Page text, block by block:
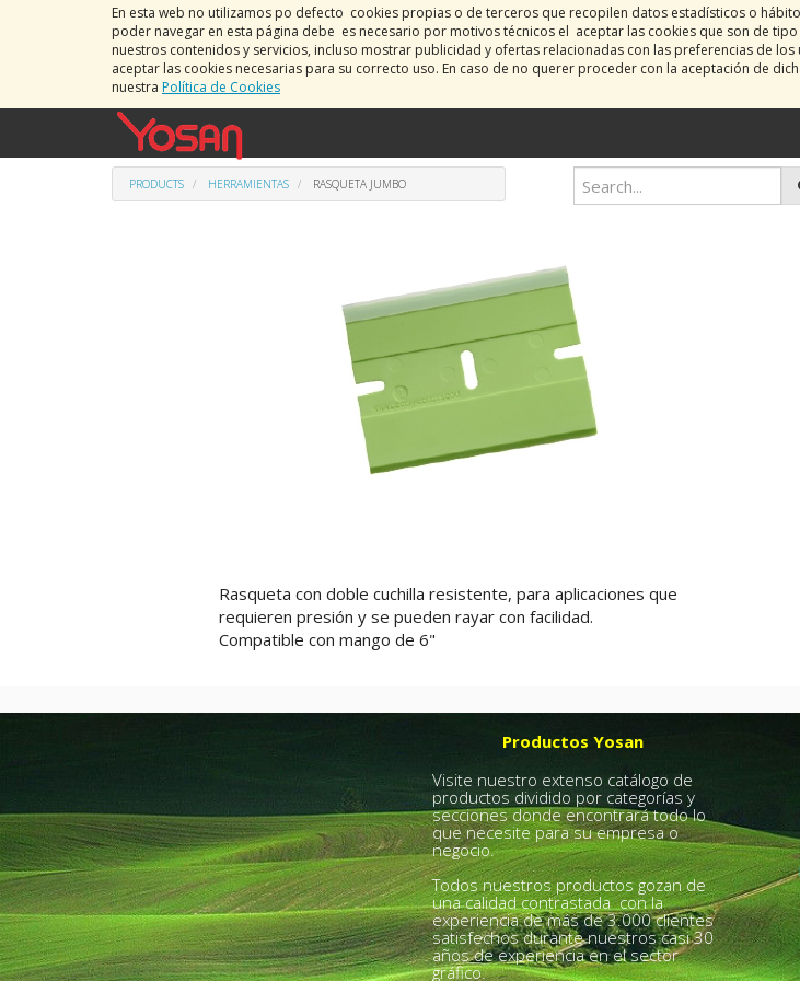
En esta web no utilizamos po defecto cookies propias o de terceros que recopilen datos estadísticos o
poder navegar en esta página debe es necesario por motivos técnicos el aceptar las cookies que son de
nuestros contenidos y servicios, incluso mostrar publicidad y ofertas relacionadas con las preferencias de
aceptar las cookies necesarias para su correcto uso. En caso de no querer proceder con la aceptación de
nuestra Política de Cookies
PRODUCTS HERRAMIENTAS RASQUETA JUMBO
Rasqueta con doble cuchilla resistente, para aplicaciones que
requieren presión y se pueden rayar con facilidad.
Compatible con mango de 6"
Productos Yosan
Visite nuestro extenso catálogo de
productos dividido por categorías y
secciones donde encontrará todo lo
que necesite para su empresa o
negocio.
Todos nuestros productos gozan de
una calidad contrastada con la
experiencia de más de 3.000 clientes
satisfechos durante nuestros casi 30
años de experiencia en el sector
gráfico.